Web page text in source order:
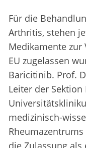
Für die
Arthritis, stehen
Medikamente
EU zugelassen
Baricitinib. Prof.
Leiter der
medizinisch-